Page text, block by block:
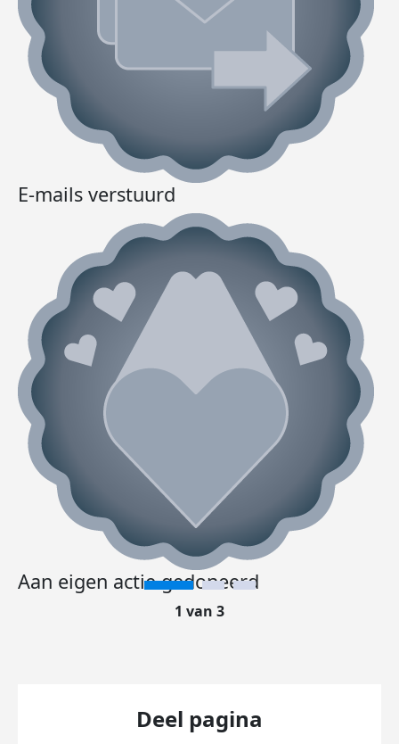
E-mails verstuurd
Aan eigen actie gedoneerd
1 van 3
Deel pagina